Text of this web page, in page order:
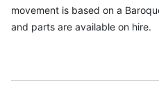
movement is based on a
and parts are available on hire.